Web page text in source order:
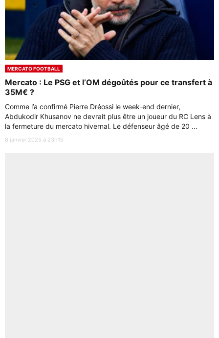
MERCATO FOOTBALL
Mercato : Le PSG et l’OM dégoûtés pour ce transfert à
35M€ ?
Comme l’a confirmé Pierre Dréossi le week-end dernier,
Abdukodir Khusanov ne devrait plus être un joueur du RC Lens à
la fermeture du mercato hivernal. Le défenseur âgé de 20 ...
8 janvier 2025 à 23h15